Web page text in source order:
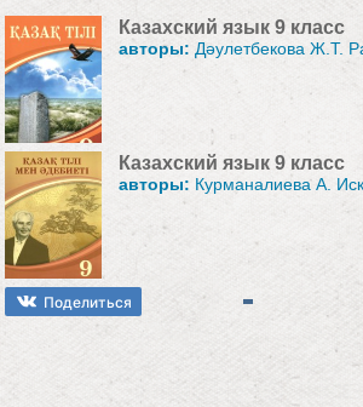
Казахский язык 9 класс
авторы: Дәулетбекова Ж.Т.
Казахский язык 9 класс
авторы: Курманалиева А.
Поделиться